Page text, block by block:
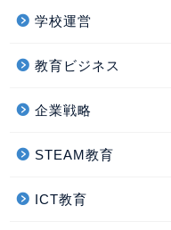
学校運営
教育ビジネス
企業戦略
STEAM教育
ICT教育